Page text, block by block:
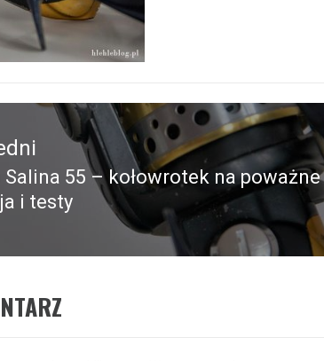
Salina 55 – kołowrotek na poważne
i testy